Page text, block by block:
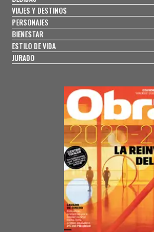
VIAJES Y DESTINOS
PERSONAJES
BIENESTAR
ESTILO DE VIDA
JURADO